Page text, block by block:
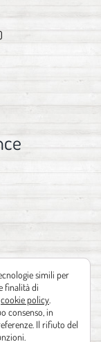
simili per
finalità di
cookie policy
consenso, in
Il rifiuto del